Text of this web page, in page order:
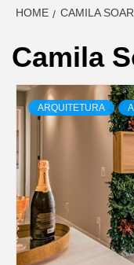
HOME CAMILA
Camila
ARQUITETURA